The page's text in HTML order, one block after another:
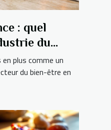
: quel
du
plus comme un
du bien-être en